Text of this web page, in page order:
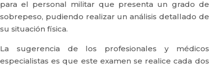
para el personal militar que presenta un grado de
sobrepeso, pudiendo realizar un análisis detallado de
su situación física.
La sugerencia de los profesionales y médicos
especialistas es que este examen se realice cada dos